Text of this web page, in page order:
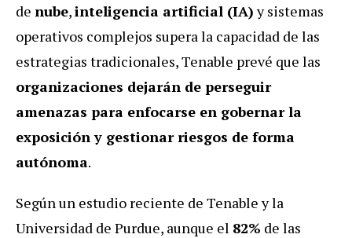
de nube,inteligencia artificial (IA) y sistemas
operativos complejos supera la capacidad de las
estrategias tradicionales, Tenable prevé que las
organizaciones dejarán de perseguir
amenazas para enfocarse en gobernar la
exposición y gestionar riesgos de forma
autónoma.
Según un estudio reciente de Tenable y la
Universidad de Purdue, aunque el 82% de las